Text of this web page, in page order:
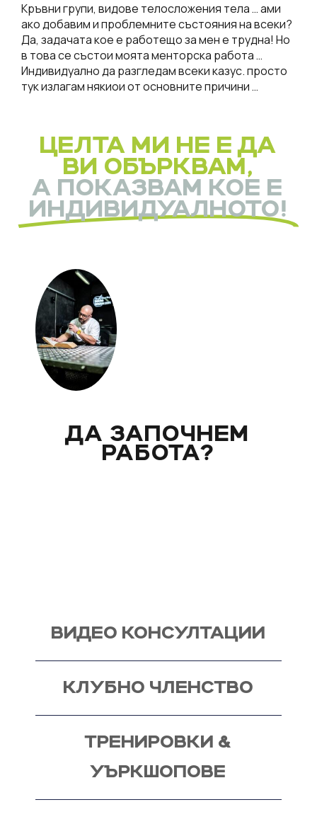
Кръвни групи, видове телосложения тела … ами
ако добавим и проблемните състояния на всеки?
Да, задачата кое е работещо за мен е трудна! Но
в това се състои моята менторска работа …
Индивидуално да разгледам всеки казус. просто
тук излагам някиои от основните причини …
ЦЕЛТА МИ НЕ Е ДА
ВИ ОБЪРКВАМ,
А ПОКАЗВАМ КОЕ Е
ИНДИВИДУАЛНОТО!
ДА ЗАПОЧНЕМ
РАБОТА?
ВИДЕО КОНСУЛТАЦИИ
КЛУБНО ЧЛЕНСТВО
ТРЕНИРОВКИ &
УЪРКШОПОВЕ